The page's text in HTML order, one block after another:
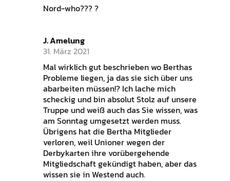
Nord-who??? ?
J. Amelung
31. März 2021
Mal wirklich gut beschrieben wo Berthas
Probleme liegen, ja das sie sich über uns
abarbeiten müssen!? Ich lache mich
scheckig und bin absolut Stolz auf unsere
Truppe und weiß auch das Sie wissen, was
am Sonntag umgesetzt werden muss.
Übrigens hat die Bertha Mitglieder
verloren, weil Unioner wegen der
Derbykarten ihre vorübergehende
Mitgliedschaft gekündigt haben, aber das
wissen sie in Westend auch.